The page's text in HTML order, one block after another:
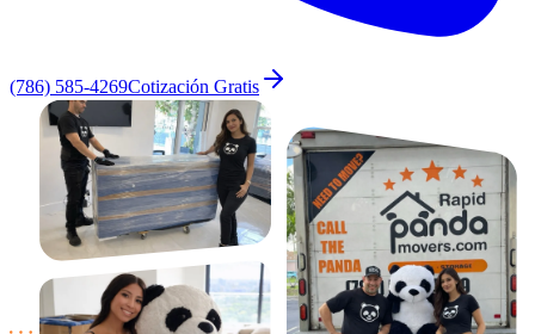
(786) 585-4269Cotización Gratis